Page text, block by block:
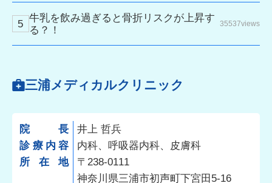
牛乳を飲み過ぎると骨折リスクが上昇す
る？！
35537views
三浦メディカルクリニック
院長
井上 哲兵
診療内容
内科、呼吸器内科、皮膚科
所在地
〒238-0111
神奈川県三浦市初声町下宮田5-16